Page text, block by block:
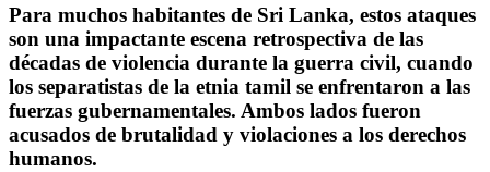
Para muchos habitantes de Sri Lanka, estos ataques
son una impactante escena retrospectiva de las
décadas de violencia durante la guerra civil, cuando
los separatistas de la etnia tamil se enfrentaron a las
fuerzas gubernamentales. Ambos lados fueron
acusados de brutalidad y violaciones a los derechos
humanos.